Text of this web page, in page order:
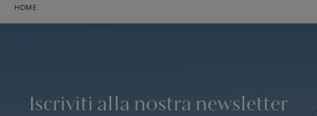
HOME
Iscriviti alla nostra newsletter